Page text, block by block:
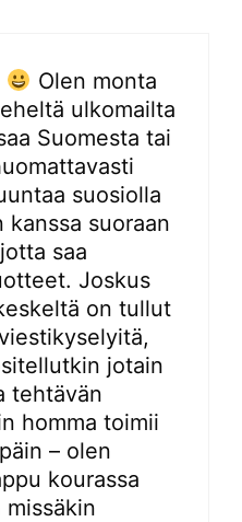
Olen monta
ulkomailta
Suomesta tai
suosiolla
suoraan
saa
Joskus
on tullut
jotain
tehtävän
homma toimii
– olen
kourassa